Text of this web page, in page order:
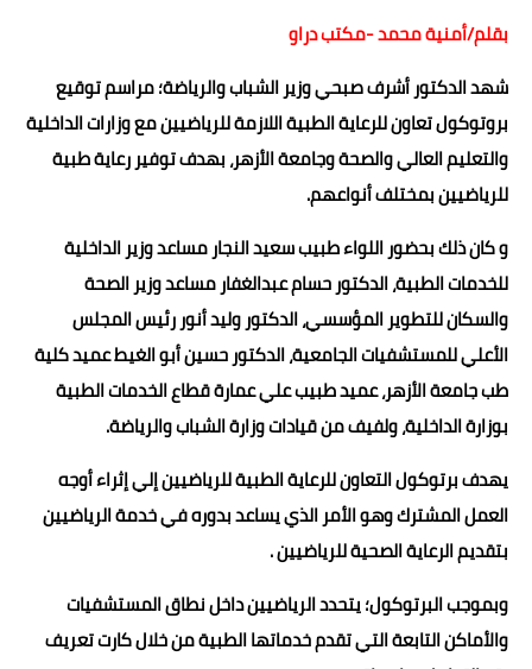
بقلم/أمنية محمد -مكتب دراو
شهد الدكتور أشرف صبحي وزير الشباب والرياضة؛ مراسم توقيع
بروتوكول تعاون للرعاية الطبية اللازمة للرياضيين مع وزارات الداخلية
والتعليم العالي والصحة وجامعة الأزهر، بهدف توفير رعاية طبية
للرياضيين بمختلف أنواعهم.
و كان ذلك بحضور اللواء طبيب سعيد النجار مساعد وزير الداخلية
للخدمات الطبية، الدكتور حسام عبدالغفار مساعد وزير الصحة
والسكان للتطوير المؤسسي، الدكتور وليد أنور رئيس المجلس
الأعلي للمستشفيات الجامعية، الدكتور حسين أبو الغيط عميد كلية
طب جامعة الأزهر، عميد طبيب علي عمارة قطاع الخدمات الطبية
بوزارة الداخلية، ولفيف من قيادات وزارة الشباب والرياضة.
يهدف برتوكول التعاون للرعاية الطبية للرياضيين إلي إثراء أوجه
العمل المشترك وهو الأمر الذي يساعد بدوره في خدمة الرياضيين
بتقديم الرعاية الصحية للرياضيين .
وبموجب البرتوكول؛ يتحدد الرياضيين داخل نطاق المستشفيات
والأماكن التابعة التي تقدم خدماتها الطبية من خلال کارت تعريف